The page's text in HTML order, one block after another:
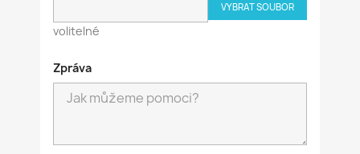
VYBRAT SOUBOR
volitelné
Zpráva